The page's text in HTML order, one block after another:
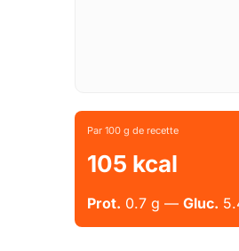
Par 100 g de recette
105 kcal
Prot. 0.7 g — Gluc.